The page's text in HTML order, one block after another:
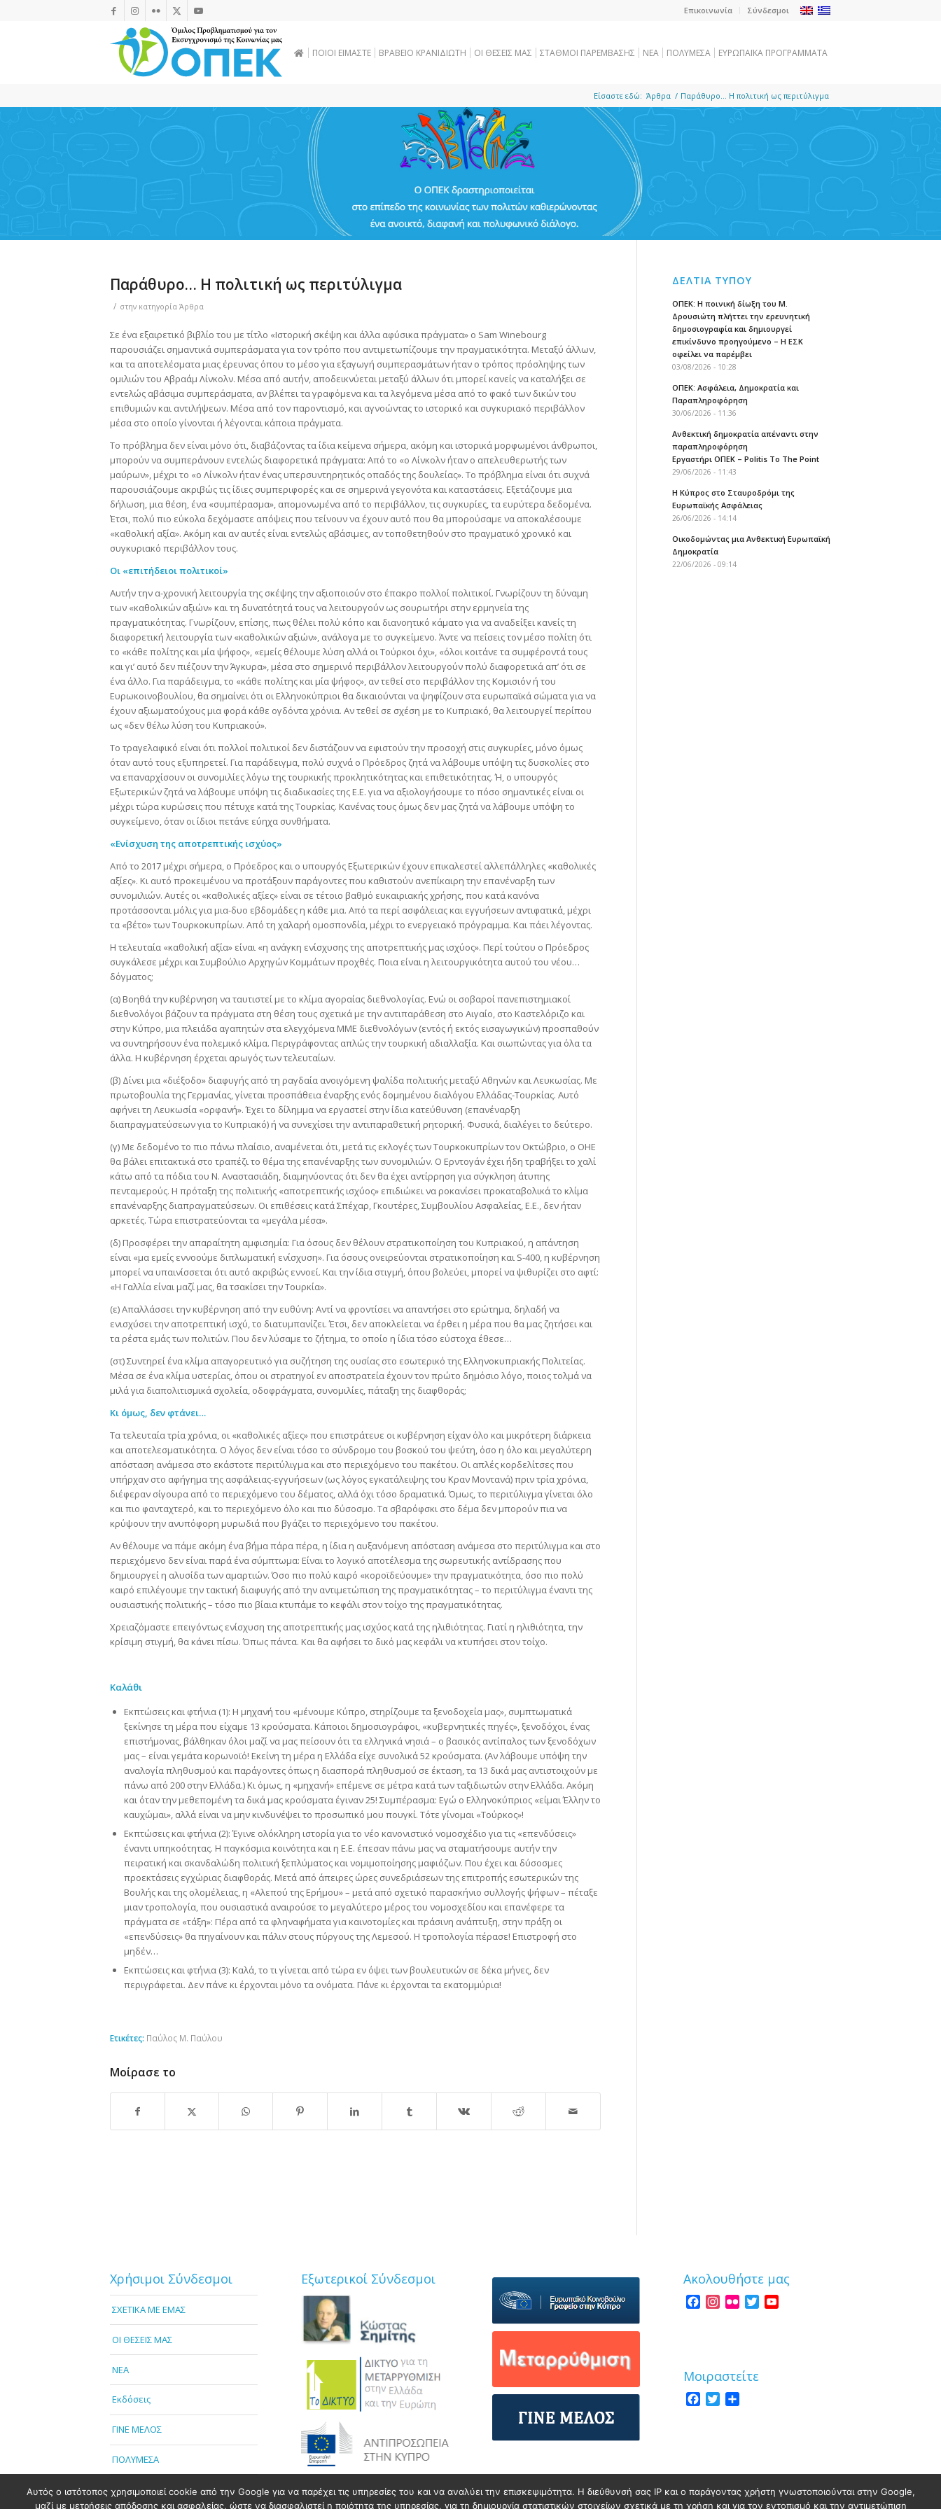
Επικοινωνία Σύνδεσμοι
ΠΟΙΟΙ ΕΙΜΑΣΤΕ ΒΡΑΒΕΙΟ ΚΡΑΝΙΔΙΩΤΗ OI ΘΕΣΕΙΣ ΜΑΣ ΣΤΑΘΜΟΙ ΠΑΡΕΜΒΑΣΗΣ NEA ΠΟΛΥΜΕΣΑ ΕΥΡΩΠΑΪΚΑ ΠΡΟΓΡΑΜΜΑΤΑ
Είσαστε εδώ: Άρθρα / Παράθυρο… Η πολιτική ως περιτύλιγμα
Παράθυρο… Η πολιτική ως περιτύλιγμα
/ στην κατηγορία Άρθρα
Σε ένα εξαιρετικό βιβλίο του με τίτλο «Ιστορική σκέψη και άλλα αφύσικα πράγματα» ο Sam Winebourg
παρουσιάζει σημαντικά συμπεράσματα για τον τρόπο που αντιμετωπίζουμε την πραγματικότητα. Μεταξύ άλλων,
και τα αποτελέσματα μιας έρευνας όπου το μέσο για εξαγωγή συμπερασμάτων ήταν ο τρόπος πρόσληψης των
ομιλιών του Αβραάμ Λίνκολν. Μέσα από αυτήν, αποδεικνύεται μεταξύ άλλων ότι μπορεί κανείς να καταλήξει σε
εντελώς αβάσιμα συμπεράσματα, αν βλέπει τα γραφόμενα και τα λεγόμενα μέσα από το φακό των δικών του
επιθυμιών και αντιλήψεων. Μέσα από τον παροντισμό, και αγνοώντας το ιστορικό και συγκυριακό περιβάλλον
μέσα στο οποίο γίνονται ή λέγονται κάποια πράγματα.
Το πρόβλημα δεν είναι μόνο ότι, διαβάζοντας τα ίδια κείμενα σήμερα, ακόμη και ιστορικά μορφωμένοι άνθρωποι,
μπορούν να συμπεράνουν εντελώς διαφορετικά πράγματα: Από το «ο Λίνκολν ήταν ο απελευθερωτής των
μαύρων», μέχρι το «ο Λίνκολν ήταν ένας υπερσυντηρητικός οπαδός της δουλείας». Το πρόβλημα είναι ότι συχνά
παρουσιάζουμε ακριβώς τις ίδιες συμπεριφορές και σε σημερινά γεγονότα και καταστάσεις. Εξετάζουμε μια
δήλωση, μια θέση, ένα «συμπέρασμα», απομονωμένα από το περιβάλλον, τις συγκυρίες, τα ευρύτερα δεδομένα.
Έτσι, πολύ πιο εύκολα δεχόμαστε απόψεις που τείνουν να έχουν αυτό που θα μπορούσαμε να αποκαλέσουμε
«καθολική αξία». Ακόμη και αν αυτές είναι εντελώς αβάσιμες, αν τοποθετηθούν στο πραγματικό χρονικό και
συγκυριακό περιβάλλον τους.
Οι «επιτήδειοι πολιτικοί»
Αυτήν την α-χρονική λειτουργία της σκέψης την αξιοποιούν στο έπακρο πολλοί πολιτικοί. Γνωρίζουν τη δύναμη
των «καθολικών αξιών» και τη δυνατότητά τους να λειτουργούν ως σουρωτήρι στην ερμηνεία της
πραγματικότητας. Γνωρίζουν, επίσης, πως θέλει πολύ κόπο και διανοητικό κάματο για να αναδείξει κανείς τη
διαφορετική λειτουργία των «καθολικών αξιών», ανάλογα με το συγκείμενο. Άντε να πείσεις τον μέσο πολίτη ότι
το «κάθε πολίτης και μία ψήφος», «εμείς θέλουμε λύση αλλά οι Τούρκοι όχι», «όλοι κοιτάνε τα συμφέροντά τους
και γι’ αυτό δεν πιέζουν την Άγκυρα», μέσα στο σημερινό περιβάλλον λειτουργούν πολύ διαφορετικά απ’ ότι σε
ένα άλλο. Για παράδειγμα, το «κάθε πολίτης και μία ψήφος», αν τεθεί στο περιβάλλον της Κομισιόν ή του
Ευρωκοινοβουλίου, θα σημαίνει ότι οι Ελληνοκύπριοι θα δικαιούνται να ψηφίζουν στα ευρωπαϊκά σώματα για να
έχουν αξιωματούχους μια φορά κάθε ογδόντα χρόνια. Αν τεθεί σε σχέση με το Κυπριακό, θα λειτουργεί περίπου
ως «δεν θέλω λύση του Κυπριακού».
Το τραγελαφικό είναι ότι πολλοί πολιτικοί δεν διστάζουν να εφιστούν την προσοχή στις συγκυρίες, μόνο όμως
όταν αυτό τους εξυπηρετεί. Για παράδειγμα, πολύ συχνά ο Πρόεδρος ζητά να λάβουμε υπόψη τις δυσκολίες στο
να επαναρχίσουν οι συνομιλίες λόγω της τουρκικής προκλητικότητας και επιθετικότητας. Ή, ο υπουργός
Εξωτερικών ζητά να λάβουμε υπόψη τις διαδικασίες της Ε.Ε. για να αξιολογήσουμε το πόσο σημαντικές είναι οι
μέχρι τώρα κυρώσεις που πέτυχε κατά της Τουρκίας. Κανένας τους όμως δεν μας ζητά να λάβουμε υπόψη το
συγκείμενο, όταν οι ίδιοι πετάνε εύηχα συνθήματα.
«Ενίσχυση της αποτρεπτικής ισχύος»
Από το 2017 μέχρι σήμερα, ο Πρόεδρος και ο υπουργός Εξωτερικών έχουν επικαλεστεί αλλεπάλληλες «καθολικές
αξίες». Κι αυτό προκειμένου να προτάξουν παράγοντες που καθιστούν ανεπίκαιρη την επανέναρξη των
συνομιλιών. Αυτές οι «καθολικές αξίες» είναι σε τέτοιο βαθμό ευκαιριακής χρήσης, που κατά κανόνα
προτάσσονται μόλις για μια-δυο εβδομάδες η κάθε μια. Από τα περί ασφάλειας και εγγυήσεων αντιφατικά, μέχρι
τα «βέτο» των Τουρκοκυπρίων. Από τη χαλαρή ομοσπονδία, μέχρι το ενεργειακό πρόγραμμα. Και πάει λέγοντας.
Η τελευταία «καθολική αξία» είναι «η ανάγκη ενίσχυσης της αποτρεπτικής μας ισχύος». Περί τούτου ο Πρόεδρος
συγκάλεσε μέχρι και Συμβούλιο Αρχηγών Κομμάτων προχθές. Ποια είναι η λειτουργικότητα αυτού του νέου…
δόγματος;
(α) Βοηθά την κυβέρνηση να ταυτιστεί με το κλίμα αγοραίας διεθνολογίας. Ενώ οι σοβαροί πανεπιστημιακοί
διεθνολόγοι βάζουν τα πράγματα στη θέση τους σχετικά με την αντιπαράθεση στο Αιγαίο, στο Καστελόριζο και
στην Κύπρο, μια πλειάδα αγαπητών στα ελεγχόμενα ΜΜΕ διεθνολόγων (εντός ή εκτός εισαγωγικών) προσπαθούν
να συντηρήσουν ένα πολεμικό κλίμα. Περιγράφοντας απλώς την τουρκική αδιαλλαξία. Και σιωπώντας για όλα τα
άλλα. Η κυβέρνηση έρχεται αρωγός των τελευταίων.
(β) Δίνει μια «διέξοδο» διαφυγής από τη ραγδαία ανοιγόμενη ψαλίδα πολιτικής μεταξύ Αθηνών και Λευκωσίας. Με
πρωτοβουλία της Γερμανίας, γίνεται προσπάθεια έναρξης ενός δομημένου διαλόγου Ελλάδας-Τουρκίας. Αυτό
αφήνει τη Λευκωσία «ορφανή». Έχει το δίλημμα να εργαστεί στην ίδια κατεύθυνση (επανέναρξη
διαπραγματεύσεων για το Κυπριακό) ή να συνεχίσει την αντιπαραθετική ρητορική. Φυσικά, διαλέγει το δεύτερο.
(γ) Με δεδομένο το πιο πάνω πλαίσιο, αναμένεται ότι, μετά τις εκλογές των Τουρκοκυπρίων τον Οκτώβριο, ο ΟΗΕ
θα βάλει επιτακτικά στο τραπέζι το θέμα της επανέναρξης των συνομιλιών. Ο Ερντογάν έχει ήδη τραβήξει το χαλί
κάτω από τα πόδια του Ν. Αναστασιάδη, διαμηνύοντας ότι δεν θα έχει αντίρρηση για σύγκληση άτυπης
πενταμερούς. Η πρόταξη της πολιτικής «αποτρεπτικής ισχύος» επιδιώκει να ροκανίσει προκαταβολικά το κλίμα
επανέναρξης διαπραγματεύσεων. Οι επιθέσεις κατά Σπέχαρ, Γκουτέρες, Συμβουλίου Ασφαλείας, Ε.Ε., δεν ήταν
αρκετές. Τώρα επιστρατεύονται τα «μεγάλα μέσα».
(δ) Προσφέρει την απαραίτητη αμφισημία: Για όσους δεν θέλουν στρατικοποίηση του Κυπριακού, η απάντηση
είναι «μα εμείς εννοούμε διπλωματική ενίσχυση». Για όσους ονειρεύονται στρατικοποίηση και S-400, η κυβέρνηση
μπορεί να υπαινίσσεται ότι αυτό ακριβώς εννοεί. Και την ίδια στιγμή, όπου βολεύει, μπορεί να ψιθυρίζει στο αφτί:
«Η Γαλλία είναι μαζί μας, θα τσακίσει την Τουρκία».
(ε) Απαλλάσσει την κυβέρνηση από την ευθύνη: Αντί να φροντίσει να απαντήσει στο ερώτημα, δηλαδή να
ενισχύσει την αποτρεπτική ισχύ, το διατυμπανίζει. Έτσι, δεν αποκλείεται να έρθει η μέρα που θα μας ζητήσει και
τα ρέστα εμάς των πολιτών. Που δεν λύσαμε το ζήτημα, το οποίο η ίδια τόσο εύστοχα έθεσε…
(στ) Συντηρεί ένα κλίμα απαγορευτικό για συζήτηση της ουσίας στο εσωτερικό της Ελληνοκυπριακής Πολιτείας.
Μέσα σε ένα κλίμα υστερίας, όπου οι στρατηγοί εν αποστρατεία έχουν τον πρώτο δημόσιο λόγο, ποιος τολμά να
μιλά για διαπολιτισμικά σχολεία, οδοφράγματα, συνομιλίες, πάταξη της διαφθοράς;
Κι όμως, δεν φτάνει…
Τα τελευταία τρία χρόνια, οι «καθολικές αξίες» που επιστράτευε οι κυβέρνηση είχαν όλο και μικρότερη διάρκεια
και αποτελεσματικότητα. Ο λόγος δεν είναι τόσο το σύνδρομο του βοσκού του ψεύτη, όσο η όλο και μεγαλύτερη
απόσταση ανάμεσα στο εκάστοτε περιτύλιγμα και στο περιεχόμενο του πακέτου. Οι απλές κορδελίτσες που
υπήρχαν στο αφήγημα της ασφάλειας-εγγυήσεων (ως λόγος εγκατάλειψης του Κραν Μοντανά) πριν τρία χρόνια,
διέφεραν σίγουρα από το περιεχόμενο του δέματος, αλλά όχι τόσο δραματικά. Όμως, το περιτύλιγμα γίνεται όλο
και πιο φανταχτερό, και το περιεχόμενο όλο και πιο δύσοσμο. Τα σβαρόφσκι στο δέμα δεν μπορούν πια να
κρύψουν την ανυπόφορη μυρωδιά που βγάζει το περιεχόμενο του πακέτου.
Αν θέλουμε να πάμε ακόμη ένα βήμα πάρα πέρα, η ίδια η αυξανόμενη απόσταση ανάμεσα στο περιτύλιγμα και στο
περιεχόμενο δεν είναι παρά ένα σύμπτωμα: Είναι το λογικό αποτέλεσμα της σωρευτικής αντίδρασης που
δημιουργεί η αλυσίδα των αμαρτιών. Όσο πιο πολύ καιρό «κοροϊδεύουμε» την πραγματικότητα, όσο πιο πολύ
καιρό επιλέγουμε την τακτική διαφυγής από την αντιμετώπιση της πραγματικότητας – το περιτύλιγμα έναντι της
ουσιαστικής πολιτικής – τόσο πιο βίαια κτυπάμε το κεφάλι στον τοίχο της πραγματικότητας.
Χρειαζόμαστε επειγόντως ενίσχυση της αποτρεπτικής μας ισχύος κατά της ηλιθιότητας. Γιατί η ηλιθιότητα, την
κρίσιμη στιγμή, θα κάνει πίσω. Όπως πάντα. Και θα αφήσει το δικό μας κεφάλι να κτυπήσει στον τοίχο.
Καλάθι
Εκπτώσεις και φτήνια (1): Η μηχανή του «μένουμε Κύπρο, στηρίζουμε τα ξενοδοχεία μας», συμπτωματικά
ξεκίνησε τη μέρα που είχαμε 13 κρούσματα. Κάποιοι δημοσιογράφοι, «κυβερνητικές πηγές», ξενοδόχοι, ένας
επιστήμονας, βάλθηκαν όλοι μαζί να μας πείσουν ότι τα ελληνικά νησιά – ο βασικός αντίπαλος των ξενοδόχων
μας – είναι γεμάτα κορωνοϊό! Εκείνη τη μέρα η Ελλάδα είχε συνολικά 52 κρούσματα. (Αν λάβουμε υπόψη την
αναλογία πληθυσμού και παράγοντες όπως η διασπορά πληθυσμού σε έκταση, τα 13 δικά μας αντιστοιχούν με
πάνω από 200 στην Ελλάδα.) Κι όμως, η «μηχανή» επέμενε σε μέτρα κατά των ταξιδιωτών στην Ελλάδα. Ακόμη
και όταν την μεθεπομένη τα δικά μας κρούσματα έγιναν 25! Συμπέρασμα: Εγώ ο Ελληνοκύπριος «είμαι Έλλην το
καυχώμαι», αλλά είναι να μην κινδυνέψει το προσωπικό μου πουγκί. Τότε γίνομαι «Τούρκος»!
Εκπτώσεις και φτήνια (2): Έγινε ολόκληρη ιστορία για το νέο κανονιστικό νομοσχέδιο για τις «επενδύσεις»
έναντι υπηκοότητας. Η παγκόσμια κοινότητα και η Ε.Ε. έπεσαν πάνω μας να σταματήσουμε αυτήν την
πειρατική και σκανδαλώδη πολιτική ξεπλύματος και νομιμοποίησης μαφιόζων. Που έχει και δύσοσμες
προεκτάσεις εγχώριας διαφθοράς. Μετά από άπειρες ώρες συνεδριάσεων της επιτροπής εσωτερικών της
Βουλής και της ολομέλειας, η «Αλεπού της Ερήμου» – μετά από σχετικό παρασκήνιο συλλογής ψήφων – πέταξε
μιαν τροπολογία, που ουσιαστικά αναιρούσε το μεγαλύτερο μέρος του νομοσχεδίου και επανέφερε τα
πράγματα σε «τάξη»: Πέρα από τα φληναφήματα για καινοτομίες και πράσινη ανάπτυξη, στην πράξη οι
«επενδύσεις» θα πηγαίνουν και πάλιν στους πύργους της Λεμεσού. Η τροπολογία πέρασε! Επιστροφή στο
μηδέν…
Εκπτώσεις και φτήνια (3): Καλά, το τι γίνεται από τώρα εν όψει των βουλευτικών σε δέκα μήνες, δεν
περιγράφεται. Δεν πάνε κι έρχονται μόνο τα ονόματα. Πάνε κι έρχονται τα εκατομμύρια!
Ετικέτες: Παύλος Μ. Παύλου
Μοίρασε το
ΔΕΛΤΙΑ ΤΥΠΟΥ
ΟΠΕΚ: Η ποινική δίωξη του Μ.
Δρουσιώτη πλήττει την ερευνητική
δημοσιογραφία και δημιουργεί
επικίνδυνο προηγούμενο – Η ΕΣΚ
οφείλει να παρέμβει
03/08/2026 - 10:28
ΟΠΕΚ: Ασφάλεια, Δημοκρατία και
Παραπληροφόρηση
30/06/2026 - 11:36
Ανθεκτική δημοκρατία απέναντι στην
παραπληροφόρηση
Εργαστήρι ΟΠΕΚ – Politis To The Point
29/06/2026 - 11:43
Η Κύπρος στο Σταυροδρόμι της
Ευρωπαϊκής Ασφάλειας
26/06/2026 - 14:14
Οικοδομώντας μια Ανθεκτική Ευρωπαϊκή
Δημοκρατία
22/06/2026 - 09:14
Χρήσιμοι Σύνδεσμοι
ΣΧΕΤΙΚΑ ΜΕ ΕΜΑΣ
OI ΘΕΣΕΙΣ ΜΑΣ
NEA
Εκδόσεις
ΓΙΝΕ ΜΕΛΟΣ
ΠΟΛΥΜΕΣΑ
Εξωτερικοί Σύνδεσμοι Ακολουθήστε μας
Facebook
Instagram
FlickrTwitterYouTube
Μοιραστείτε
Facebook
TwitterShare
Αυτός ο ιστότοπος χρησιμοποιεί cookie από την Google για να παρέχει τις υπηρεσίες του και να αναλύει την επισκεψιμότητα. Η διεύθυνσή σας IP και ο παράγοντας χρήστη γνωστοποιούνται στην Google,
μαζί με μετρήσεις απόδοσης και ασφαλείας, ώστε να διασφαλιστεί η ποιότητα της υπηρεσίας, για τη δημιουργία στατιστικών στοιχείων σχετικά με τη χρήση και για τον εντοπισμό και την αντιμετώπιση